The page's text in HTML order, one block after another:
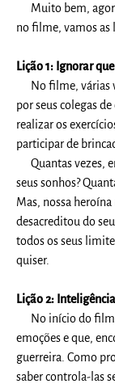
Muito bem, agora
no filme, vamos as
Lição 1: Ignorar
No filme, várias
por seus colegas
realizar os
participar de
Quantas vezes,
seus sonhos?
Mas, nossa
desacreditou do
todos os seus
quiser.
Lição 2:
No início do
emoções e que,
guerreira. Como
saber controla-las